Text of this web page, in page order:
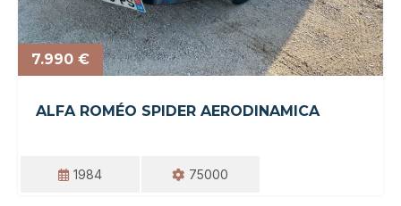
7.990 €
ALFA ROMÉO SPIDER AERODINAMICA
1984 75000